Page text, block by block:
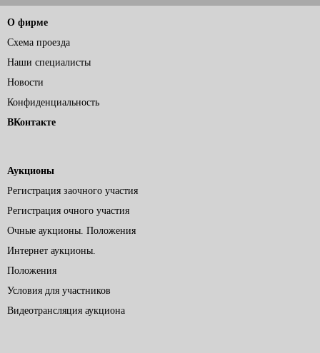
О фирме
Схема проезда
Наши специалисты
Новости
Конфиденциальность
ВКонтакте
Аукционы
Регистрация заочного участия
Регистрация очного участия
Очные аукционы. Положения
Интернет аукционы.
Положения
Условия для участников
Видеотрансляция аукциона